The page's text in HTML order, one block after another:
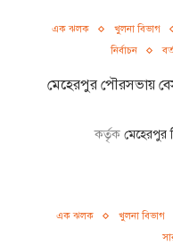
এক ঝলক খুলনা বিভাগ
নির্বাচন
মেহেরপুর পৌরসভায়
কর্তৃক মেহেরপুর
এক ঝলক খুলনা বিভাগ